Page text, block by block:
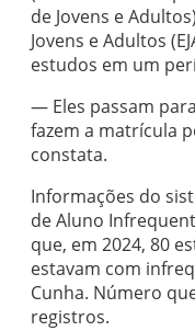
de Jovens e
Jovens e Adultos
estudos em um
— Eles passam
fazem a matrícula
constata.
Informações do
de Aluno
que, em 2024, 80
estavam com
Cunha. Número
registros.